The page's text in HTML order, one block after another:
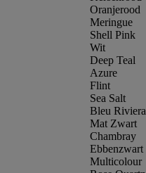
Oranjerood
Meringue
Shell Pink
Wit
Deep Teal
Azure
Flint
Sea Salt
Bleu Riviera
Mat Zwart
Chambray
Ebbenzwart
Multicolour